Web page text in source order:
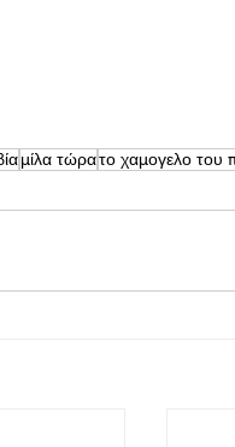
μίλα τώρατο χαμογελο του